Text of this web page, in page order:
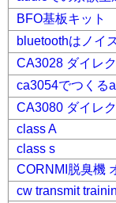
BFO基板キット
bluetoothはノイ
CA3028 ダイレ
ca3054でつくる
CA3080 ダイレ
class A
class s
CORNMI脱臭機
cw transmit